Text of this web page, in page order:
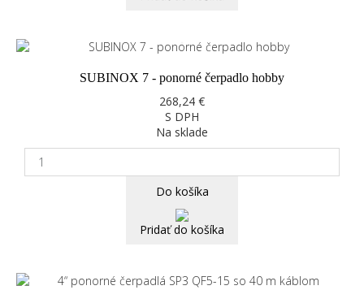
SUBINOX 7 - ponorné čerpadlo hobby
268,24 €
S DPH
Na sklade
Do košíka
Pridať do košíka